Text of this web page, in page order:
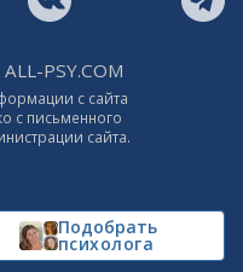
Подобрать
психолога
PSY.COM
с сайта
с письменного
сайта.